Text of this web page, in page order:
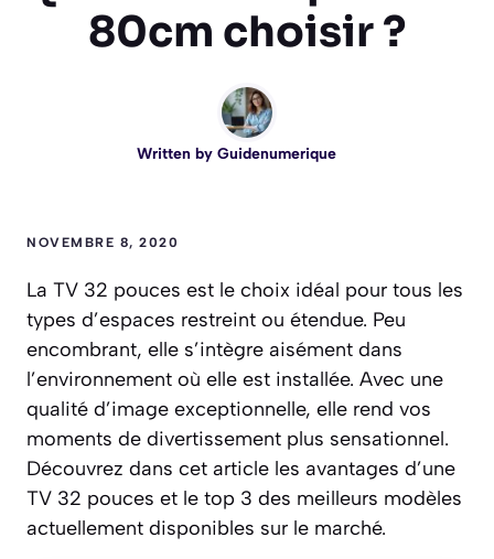
80cm choisir ?
Written by Guidenumerique
NOVEMBRE 8, 2020
La TV 32 pouces est le choix idéal pour tous les
types d’espaces restreint ou étendue. Peu
encombrant, elle s’intègre aisément dans
l’environnement où elle est installée. Avec une
qualité d’image exceptionnelle, elle rend vos
moments de divertissement plus sensationnel.
Découvrez dans cet article les avantages d’une
TV 32 pouces et le top 3 des meilleurs modèles
actuellement disponibles sur le marché.